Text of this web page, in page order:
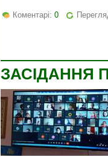
Коментарі: 0
ЗАСІДАННЯ